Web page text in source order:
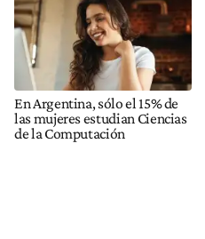
En Argentina, sólo el 15% de
las mujeres estudian Ciencias
de la Computación